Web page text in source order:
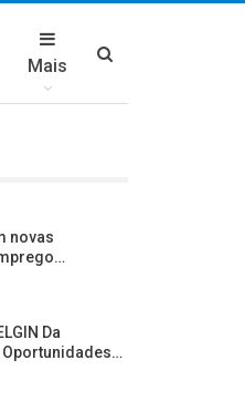
Mais
novas
Da
Oportunidades…